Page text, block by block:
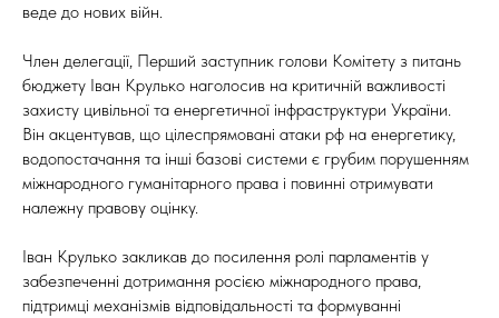
веде до нових війн.
Член делегації, Перший заступник голови Комітету з питань
бюджету Іван Крулько наголосив на критичній важливості
захисту цивільної та енергетичної інфраструктури України.
Він акцентував, що цілеспрямовані атаки рф на енергетику,
водопостачання та інші базові системи є грубим порушенням
міжнародного гуманітарного права і повинні отримувати
належну правову оцінку.
Іван Крулько закликав до посилення ролі парламентів у
забезпеченні дотримання росією міжнародного права,
підтримці механізмів відповідальності та формуванні